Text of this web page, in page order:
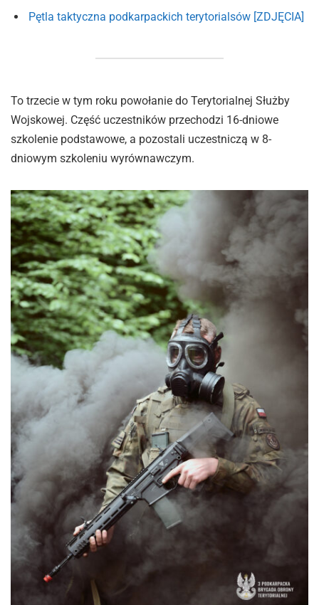
Pętla taktyczna podkarpackich terytorialsów [ZDJĘCIA]
To trzecie w tym roku powołanie do Terytorialnej Służby
Wojskowej. Część uczestników przechodzi 16-dniowe
szkolenie podstawowe, a pozostali uczestniczą w 8-
dniowym szkoleniu wyrównawczym.